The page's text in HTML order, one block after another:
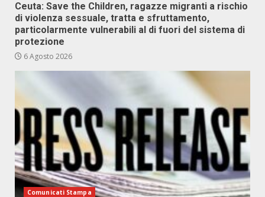
Ceuta: Save the Children, ragazze migranti a rischio
di violenza sessuale, tratta e sfruttamento,
particolarmente vulnerabili al di fuori del sistema di
protezione
6 Agosto 2026
Comunicati Stampa